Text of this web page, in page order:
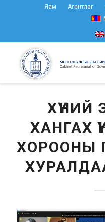
Яам Агентлаг
ХҮНИЙ
ХАНГАХ
ХОРООНЫ